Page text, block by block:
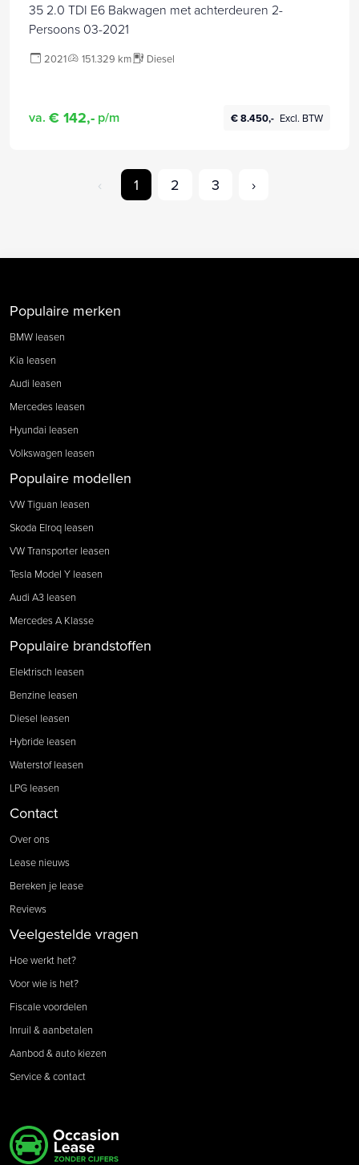
35 2.0 TDI E6 Bakwagen met achterdeuren 2-
Persoons 03-2021
2021 151.329 km Diesel
va. € 142,- p/m € 8.450,- Excl. BTW
‹ 1 2 3 ›
Populaire merken
BMW leasen
Kia leasen
Audi leasen
Mercedes leasen
Hyundai leasen
Volkswagen leasen
Populaire modellen
VW Tiguan leasen
Skoda Elroq leasen
VW Transporter leasen
Tesla Model Y leasen
Audi A3 leasen
Mercedes A Klasse
Populaire brandstoffen
Elektrisch leasen
Benzine leasen
Diesel leasen
Hybride leasen
Waterstof leasen
LPG leasen
Contact
Over ons
Lease nieuws
Bereken je lease
Reviews
Veelgestelde vragen
Hoe werkt het?
Voor wie is het?
Fiscale voordelen
Inruil & aanbetalen
Aanbod & auto kiezen
Service & contact